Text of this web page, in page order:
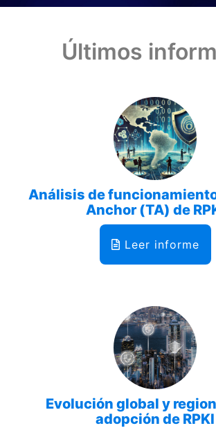
Últimos
Análisis de
Anchor (TA) de
Leer informe
Evolución global y
adopción de RPKI